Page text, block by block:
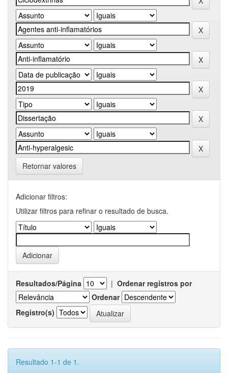
Retornar valores
Adicionar filtros:
Utilizar filtros para refinar o resultado de busca.
Resultados/Página | Ordenar registros por
Ordenar
Registro(s)
Resultado 1-1 de 1.